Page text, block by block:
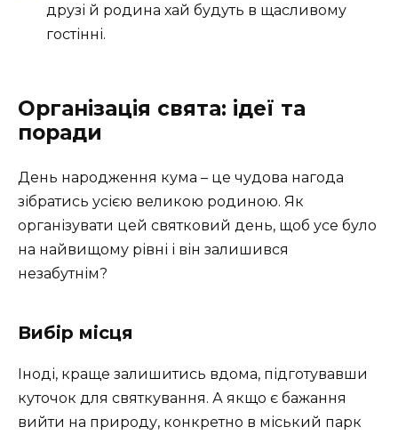
друзі й родина хай будуть в щасливому
гостінні.
Організація свята: ідеї та
поради
День народження кума – це чудова нагода
зібратись усією великою родиною. Як
організувати цей святковий день, щоб усе було
на найвищому рівні і він залишився
незабутнім?
Вибір місця
Іноді, краще залишитись вдома, підготувавши
куточок для святкування. А якщо є бажання
вийти на природу, конкретно в міський парк